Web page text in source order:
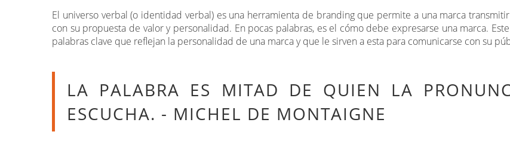
El universo verbal (o identidad verbal) es una herramienta de branding que permite a una marca
con su propuesta de valor y personalidad. En pocas palabras, es el cómo debe expresarse una marca.
palabras clave que reflejan la personalidad de una marca y que le sirven a esta para comunicarse con su
LA PALABRA ES MITAD DE QUIEN LA
ESCUCHA. - MICHEL DE MONTAIGNE